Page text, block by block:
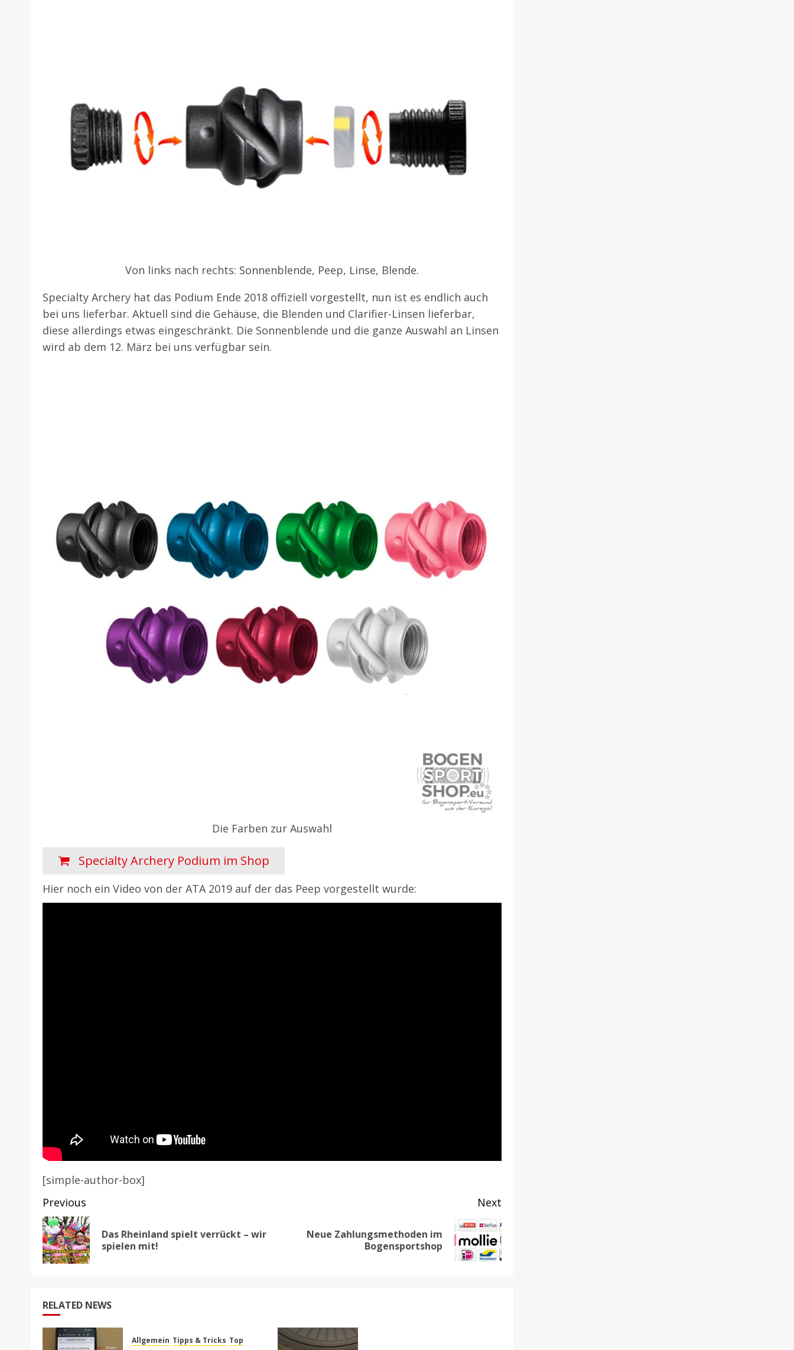
Von links nach rechts: Sonnenblende, Peep, Linse, Blende.
Specialty Archery hat das Podium Ende 2018 offiziell vorgestellt, nun ist es endlich auch
bei uns lieferbar. Aktuell sind die Gehäuse, die Blenden und Clarifier-Linsen lieferbar,
diese allerdings etwas eingeschränkt. Die Sonnenblende und die ganze Auswahl an Linsen
wird ab dem 12. März bei uns verfügbar sein.
Die Farben zur Auswahl
Specialty Archery Podium im Shop
Hier noch ein Video von der ATA 2019 auf der das Peep vorgestellt wurde:
[simple-author-box]
Post
navigation
Previous
Previous
Das Rheinland spielt verrückt – wir
spielen mit!
Next
Neue Zahlungsmethoden im
Bogensportshop
RELATED NEWS
Allgemein Tipps & Tricks Top